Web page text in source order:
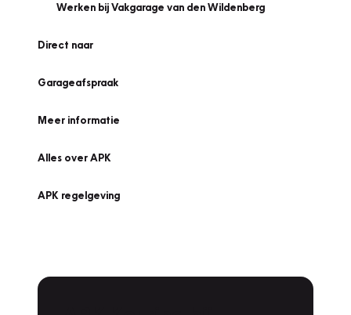
Werken bij Vakgarage van den Wildenberg
Direct naar
Garageafspraak
Meer informatie
Alles over APK
APK regelgeving